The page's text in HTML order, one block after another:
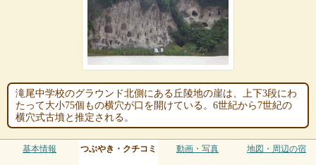
滝尾中学校のグラウンド北側にある丘陵地の崖は、上下3段にわ
たって大小75個もの横穴が口を開けている。6世紀から7世紀の
横穴式古墳と推定される。
基本情報 つぶやき・クチコミ 動画・写真 地図・周辺の宿